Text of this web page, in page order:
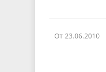
От 23.06.2010